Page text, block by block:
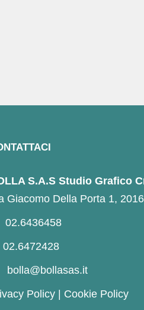
S.A.S Studio Grafico
Giacomo Della Porta 1,
02.6436458
02.6472428
bolla@bollasas.it
Policy| Cookie Policy